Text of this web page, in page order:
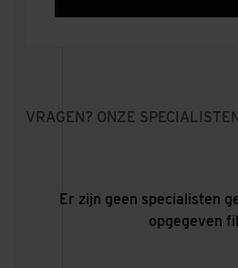
VRAGEN? ONZE
Er zijn geen specialisten
opgegeven